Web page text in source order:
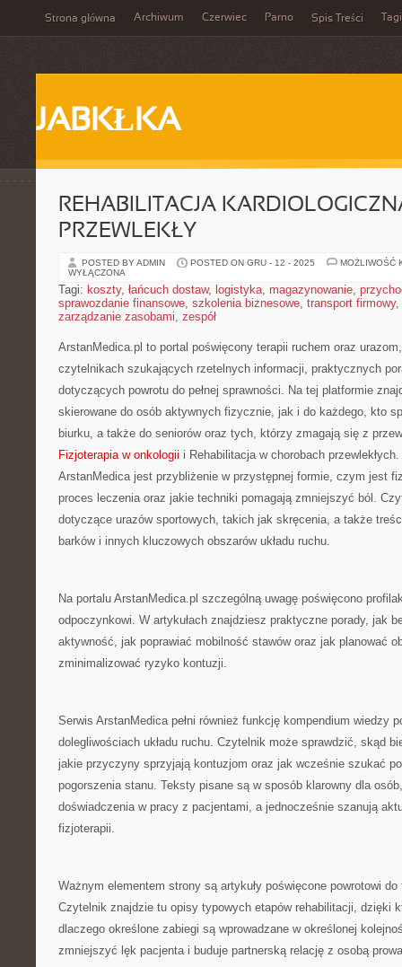
Strona główna Archiwum Czerwiec Parno Spis Treści Tagi
JABKŁKA
REHABILITACJA
PRZEWLEKŁY
POSTED BY ADMIN POSTED ON GRU - 12 - 2025
MOŻLIWOŚĆ
WYŁĄCZONA
Tagi: koszty, łańcuch dostaw, logistyka, magazynowanie,
sprawozdanie finansowe, szkolenia biznesowe, transport firmowy,
zarządzanie zasobami, zespół
ArstanMedica.pl to portal poświęcony terapii ruchem oraz
czytelnikach szukających rzetelnych informacji, praktycznych
dotyczących powrotu do pełnej sprawności. Na tej platformie
skierowane do osób aktywnych fizycznie, jak i do każdego, kto
biurku, a także do seniorów oraz tych, którzy zmagają się z
Fizjoterapia w onkologii i Rehabilitacja w chorobach
ArstanMedica jest przybliżenie w przystępnej formie, czym jest
proces leczenia oraz jakie techniki pomagają zmniejszyć ból.
dotyczące urazów sportowych, takich jak skręcenia, a także
barków i innych kluczowych obszarów układu ruchu.
Na portalu ArstanMedica.pl szczególną uwagę poświęcono
odpoczynkowi. W artykułach znajdziesz praktyczne porady, jak
aktywność, jak poprawiać mobilność stawów oraz jak planować
zminimalizować ryzyko kontuzji.
Serwis ArstanMedica pełni również funkcję kompendium wiedzy
dolegliwościach układu ruchu. Czytelnik może sprawdzić, skąd
jakie przyczyny sprzyjają kontuzjom oraz jak wcześnie szukać
pogorszenia stanu. Teksty pisane są w sposób klarowny dla
doświadczenia w pracy z pacjentami, a jednocześnie szanują
fizjoterapii.
Ważnym elementem strony są artykuły poświęcone powrotowi
Czytelnik znajdzie tu opisy typowych etapów rehabilitacji, dzięki
dlaczego określone zabiegi są wprowadzane w określonej
zmniejszyć lęk pacjenta i buduje partnerską relację z osobą